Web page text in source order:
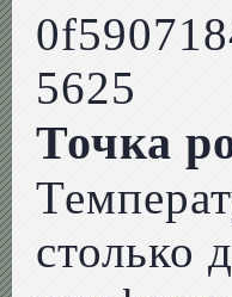
Точка
столько